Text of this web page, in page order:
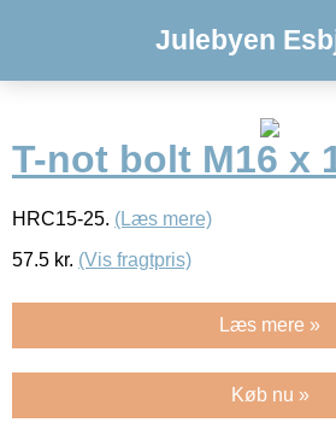
Julebyen
T-not bolt M16 x
HRC15-25. (Læs mere)
57.5 kr. (Vis fragtpris)
Læs mere »
Køb nu »